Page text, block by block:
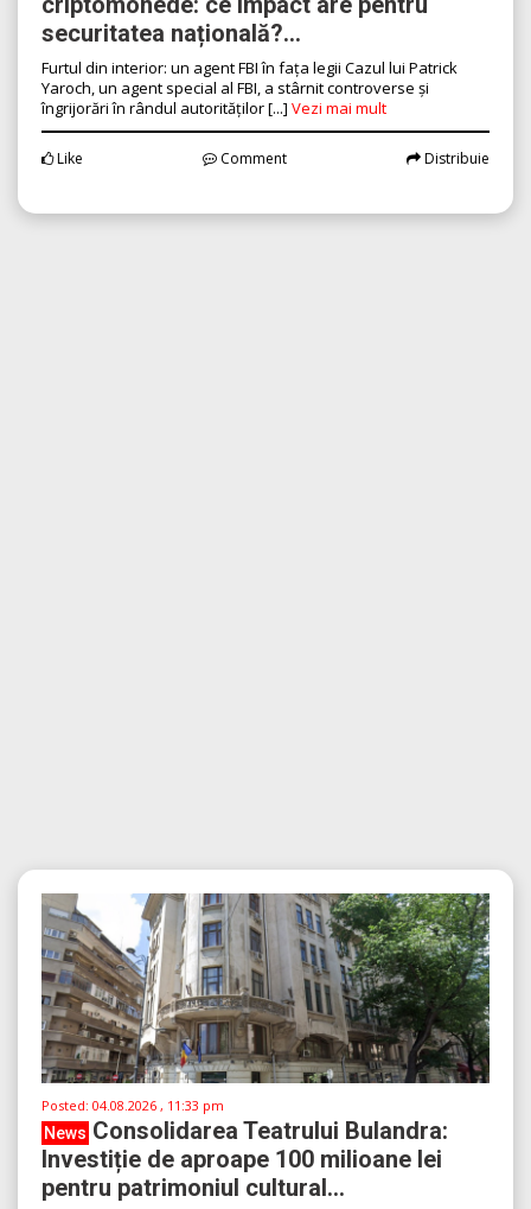
securitatea națională?...
Furtul din interior: un agent FBI în fața legii Cazul lui Patrick
Yaroch, un agent special al FBI, a stârnit controverse și
îngrijorări în rândul autorităților [...] Vezi mai mult
Like Comment Distribuie
Posted: 04.08.2026 , 11:33 pm
News Consolidarea Teatrului Bulandra:
Investiție de aproape 100 milioane lei
pentru patrimoniul cultural...